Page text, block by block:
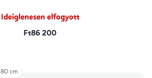
Ideiglenesen elfogyott
Ft86 200
80 cm